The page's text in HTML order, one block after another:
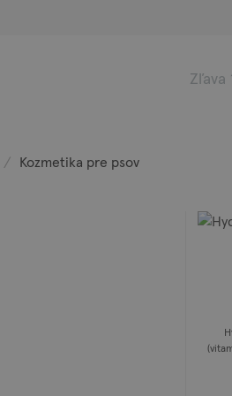
Zľava
/ Kozmetika pre psov